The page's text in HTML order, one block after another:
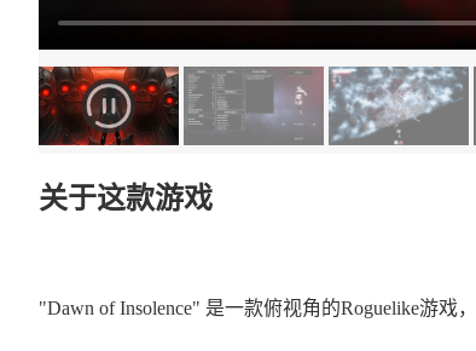
关于这款游戏
"Dawn of Insolence" 是一款俯视角的Roguelike游戏